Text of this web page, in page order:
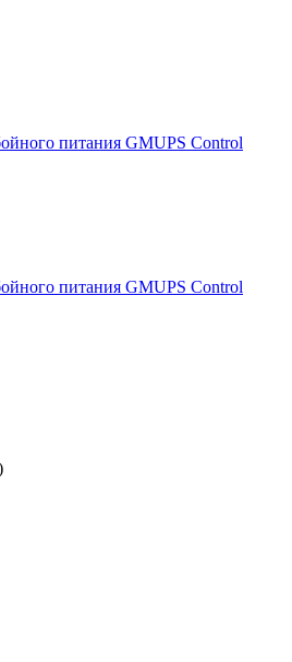
питания GMUPS Control
питания GMUPS Control